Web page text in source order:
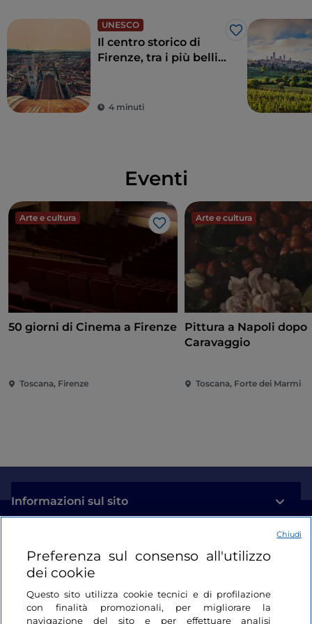
UNESCO
Like
Il centro storico di
Firenze, tra i più belli
4 minuti
Eventi
Arte e cultura
Like
50 giorni di Cinema a Firenze
Toscana, Firenze
Arte e cultura
Pittura a Napoli dopo
Caravaggio
Toscana, Forte dei Marmi
Informazioni sul sito
Login
Restiamo in contatto
Preferenza sul consenso all'utilizzo
dei cookie
Questo sito utilizza cookie tecnici e di profilazione
con finalità promozionali, per migliorare la
navigazione del sito e per effettuare analisi
Chiudi